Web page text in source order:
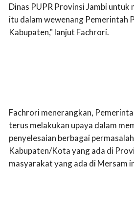
Dinas PUPR Provinsi Jambi untuk
itu dalam wewenang Pemerintah
Kabupaten," lanjut Fachrori.
Fachrori menerangkan,
terus melakukan upaya dalam
penyelesaian berbagai
Kabupaten/Kota yang ada di
masyarakat yang ada di Mersam